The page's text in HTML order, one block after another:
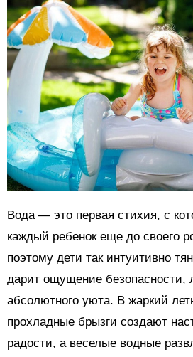
Вода — это первая стихия, с
каждый ребенок еще до своего
поэтому дети так интуитивно
дарит ощущение безопасности,
абсолютного уюта. В жаркий
прохладные брызги создают
радости, а веселые водные